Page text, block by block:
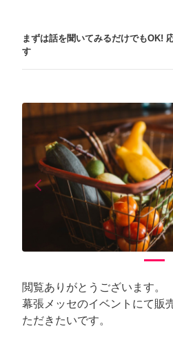
まずは話を聞いてみるだけでもOK!
す
arrow_back_iosPrevious
閲覧ありがとうございます。
幕張メッセのイベントにて販
ただきたいです。